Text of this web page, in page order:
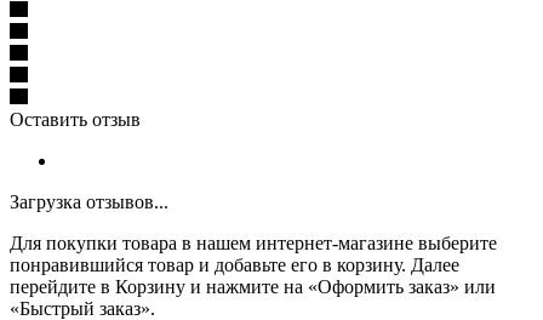
Оставить отзыв
Загрузка отзывов...
Для покупки товара в нашем интернет-магазине выберите
понравившийся товар и добавьте его в корзину. Далее
перейдите в Корзину и нажмите на «Оформить заказ» или
«Быстрый заказ».